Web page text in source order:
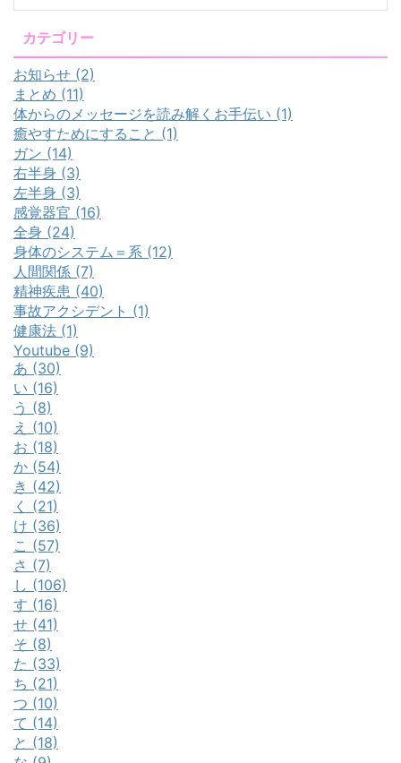
カテゴリー
お知らせ (2)
まとめ (11)
体からのメッセージを読み解くお手伝い (1)
癒やすためにすること (1)
ガン (14)
右半身 (3)
左半身 (3)
感覚器官 (16)
全身 (24)
身体のシステム＝系 (12)
人間関係 (7)
精神疾患 (40)
事故アクシデント (1)
健康法 (1)
Youtube (9)
あ (30)
い (16)
う (8)
え (10)
お (18)
か (54)
き (42)
く (21)
け (36)
こ (57)
さ (7)
し (106)
す (16)
せ (41)
そ (8)
た (33)
ち (21)
つ (10)
て (14)
と (18)